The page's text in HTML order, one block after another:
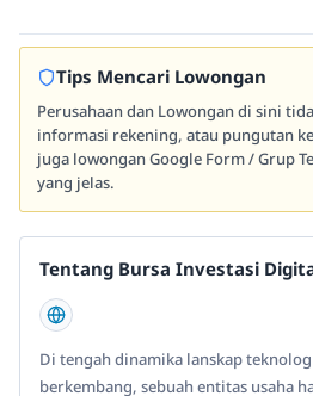
Tips Mencari Lowongan
Perusahaan dan Lowongan di sini
informasi rekening, atau pungutan
juga lowongan Google Form / Grup
yang jelas.
Tentang Bursa Investasi
Di tengah dinamika lanskap
berkembang, sebuah entitas usaha